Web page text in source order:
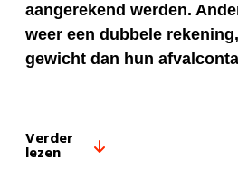
aangerekend werden.
weer een dubbele
gewicht dan hun
Verder
lezen